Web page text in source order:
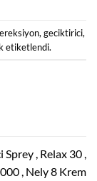
ereksiyon, geciktirici,
etiketlendi.
, Relax 30 ,
, Nely 8 Krem